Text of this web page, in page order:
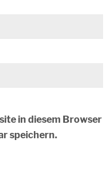
in diesem Browser
speichern.